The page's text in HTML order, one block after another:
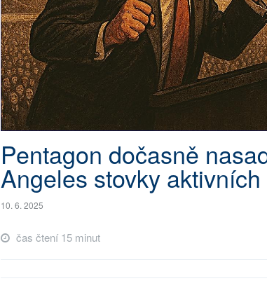
Pentagon dočasně
Angeles stovky
10. 6. 2025
čas čtení 15 minut